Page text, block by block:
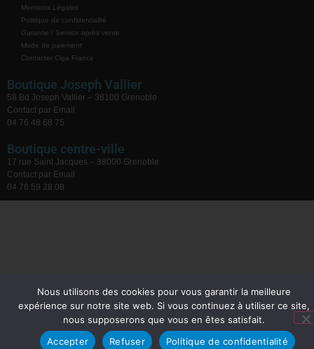
Mentions Légales
Politique de confidentialité
Garantie / Service après vente
Mode de paiement
Contacter Ciga France
Boutique Joseph Vallier
58 Bd Joseph Vallier – 38100 Grenoble
Contact par Email
04 76 48 68 75
Boutique centre-ville
17 rue Saint Jacques – 38000 Grenoble
Contact par Email
04 76 59 28 08
Nous utilisons des cookies pour vous garantir la meilleure
expérience sur notre site web. Si vous continuez à utiliser ce site,
nous supposerons que vous en êtes satisfait.
Accepter
Refuser Politique de confidentialité